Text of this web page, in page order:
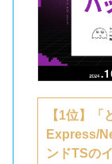
【1位】「
Express/
ンドTSのイ